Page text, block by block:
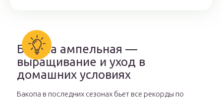
Бакопа ампельная —
выращивание и уход в
домашних условиях
Бакопа в последних сезонах бьет все рекорды по